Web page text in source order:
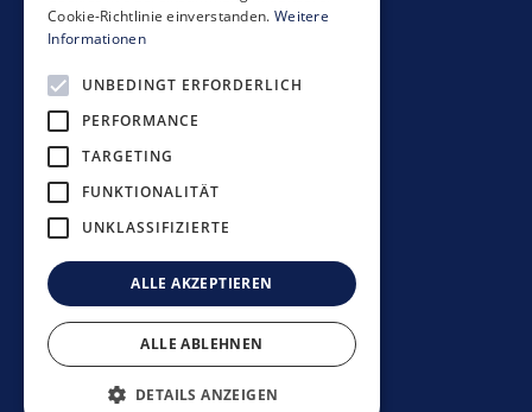
info@mobimo.ch
Subscribe to our newsletter
Data protection policy
Disclaimer
Imprint
Mobimo Management AG
Cookie-Richtlinie einverstanden. Weitere
Informationen
UNBEDINGT ERFORDERLICH
PERFORMANCE
TARGETING
FUNKTIONALITÄT
UNKLASSIFIZIERTE
ALLE AKZEPTIEREN
ALLE ABLEHNEN
DETAILS ANZEIGEN